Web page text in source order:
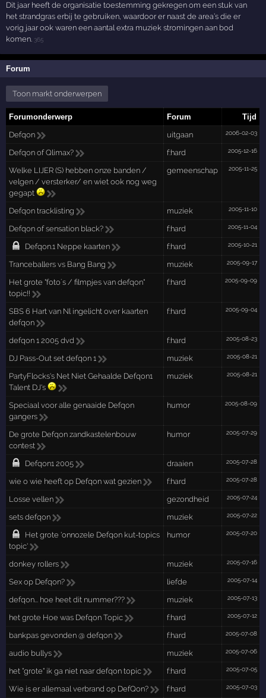
Dit jaar heeft de organisatie toestemming gekregen om een stuk van
het strandgras erbij te gebruiken, waardoor er naast de area’s die er
vorig jaar ook waren een aantal extra muziek stromingen aan bod
komen. 365
Forum
Toon markt onderwerpen
Forumonderwerp Forum
Tijd
Defqon
uitgaan 2006-02-03
Defqon of Qlimax? f:hard 2005-12-16
Welke LIJER (S) hebben onze banden /
velgen / versterker/ en wiet ook nog weg
gegapt
gemeenschap 2005-11-25
Defqon tracklisting muziek 2005-11-10
Defqon of sensation black? f:hard 2005-11-04
Defqon.1 Neppe kaarten f:hard 2005-10-21
Tranceballers vs Bang Bang muziek 2005-09-17
Het grote "foto´s / filmpjes van defqon"
topic!!
f:hard 2005-09-09
SBS 6 Hart van Nl ingelicht over kaarten
defqon
f:hard 2005-09-04
defqon 1 2005 dvd f:hard 2005-08-23
DJ Pass-Out set defqon 1 muziek 2005-08-21
PartyFlocks's Net Niet Gehaalde Defqon1
Talent DJ's
muziek 2005-08-21
Speciaal voor alle genaaide Defqon
gangers
humor 2005-08-09
De grote Defqon zandkastelenbouw
contest
humor 2005-07-29
Defqon1 2005 draaien 2005-07-28
wie o wie heeft op Defqon wat gezien f:hard 2005-07-28
Losse vellen gezondheid 2005-07-24
sets defqon muziek 2005-07-22
Het grote 'onnozele Defqon kut-topics
topic'
humor 2005-07-20
donkey rollers muziek 2005-07-16
Sex op Defqon? liefde 2005-07-14
defqon... hoe heet dit nummer??? muziek 2005-07-13
het grote Hoe was Defqon Topic f:hard 2005-07-12
bankpas gevonden @ defqon f:hard 2005-07-08
audio bullys muziek 2005-07-06
het "grote" ik ga niet naar defqon topic f:hard 2005-07-05
Wie is er allemaal verbrand op DefQon? f:hard 2005-07-03